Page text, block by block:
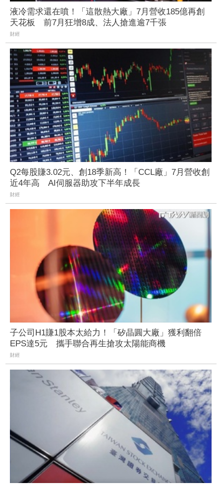
液冷需求還在噴！「這散熱大廠」7月營收185億再創
天花板 前7月狂增8成、法人搶進逾7千張
財經
Q2每股賺3.02元、創18季新高！「CCL廠」7月營收創
近4年高 AI伺服器助攻下半年成長
財經
子公司H1賺1股本太給力！「矽晶圓大廠」獲利翻倍
EPS達5元 攜手聯合再生搶攻太陽能商機
財經